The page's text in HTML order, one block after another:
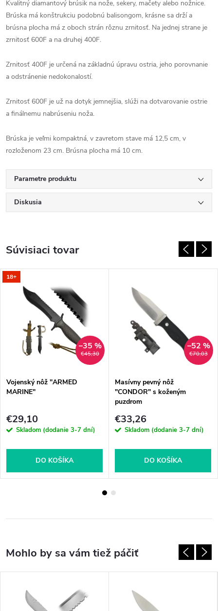
Kvalitný diamantový brúsik na nože, sekery, mačety alebo nožnice.
Brúska má konštrukciu podobnú balisongom, krásne sa drží a
brúsna plocha má z oboch strán rôznu zrnitosť. Na jednej strane je
zrnitosť 600F a na druhej 400F.
Zrnitosť 400F je určená na základnú úpravu ostria, jeho porovnanie
a odstránenie nedokonalostí.
Zrnitosť 600F je už na dotyk jemnejšia, slúži na dotvarovanie ostrie
a finálnemu nabrúseniu noža.
Brúska je veľmi kompaktná, v zavretom stave má 12,5 cm, v
rozloženom 23 cm. Brúsna plocha má 10 cm.
Parametre produktu
Diskusia
Súvisiaci tovar
18+
€45,30
–35 %
Vojenský nôž "ARMED
MARINE"
€29,10
Skladom (dodanie 3-7 dní)
DO KOŠÍKA
€70,03
–52 %
Masívny pevný nôž
"CONDOR" s koženým
puzdrom
€33,26
Skladom (dodanie 3-7 dní)
DO KOŠÍKA